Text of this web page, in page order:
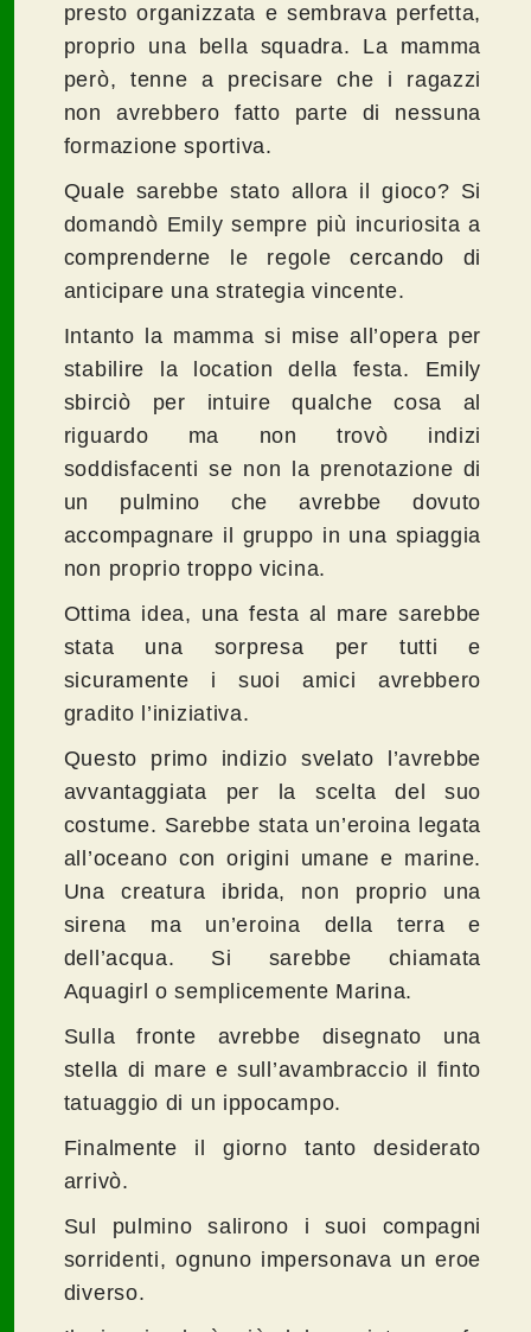
presto organizzata e sembrava perfetta,
proprio una bella squadra. La mamma
però, tenne a precisare che i ragazzi
non avrebbero fatto parte di nessuna
formazione sportiva.
Quale sarebbe stato allora il gioco? Si
domandò Emily sempre più incuriosita a
comprenderne le regole cercando di
anticipare una strategia vincente.
Intanto la mamma si mise all’opera per
stabilire la location della festa. Emily
sbirciò per intuire qualche cosa al
riguardo ma non trovò indizi
soddisfacenti se non la prenotazione di
un pulmino che avrebbe dovuto
accompagnare il gruppo in una spiaggia
non proprio troppo vicina.
Ottima idea, una festa al mare sarebbe
stata una sorpresa per tutti e
sicuramente i suoi amici avrebbero
gradito l’iniziativa.
Questo primo indizio svelato l’avrebbe
avvantaggiata per la scelta del suo
costume. Sarebbe stata un’eroina legata
all’oceano con origini umane e marine.
Una creatura ibrida, non proprio una
sirena ma un’eroina della terra e
dell’acqua. Si sarebbe chiamata
Aquagirl o semplicemente Marina.
Sulla fronte avrebbe disegnato una
stella di mare e sull’avambraccio il finto
tatuaggio di un ippocampo.
Finalmente il giorno tanto desiderato
arrivò.
Sul pulmino salirono i suoi compagni
sorridenti, ognuno impersonava un eroe
diverso.